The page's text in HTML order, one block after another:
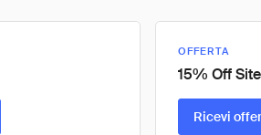
OFFERTA
15% Off
Ricevi